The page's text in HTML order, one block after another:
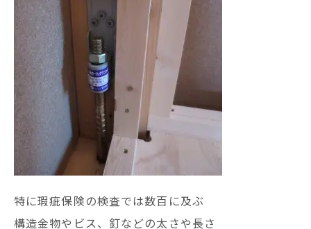
特に瑕疵保険の検査では数百に及ぶ
構造金物やビス、釘などの太さや長さ